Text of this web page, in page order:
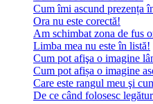
Cum îmi ascund prezența
Ora nu este corectă!
Am schimbat zona de fus
Limba mea nu este în listă!
Cum pot afişa o imagine
Cum pot afișa o imagine
Care este rangul meu şi
De ce când folosesc